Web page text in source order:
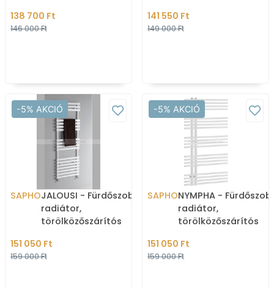
60x122,2m - Antracit
138 700 Ft
146 000 Ft
141 550 Ft
149 000 Ft
-5% AKCIÓ
SAPHOJALOUSI - Fürdőszobai
radiátor,
törölközőszárítós
60x150cm, egyenes -
Fehér
151 050 Ft
159 000 Ft
-5% AKCIÓ
SAPHONYMPHA -
radiátor,
törölközőszárítós
60x112,2cm,
aszimmetrikus,
151 050 Ft
159 000 Ft